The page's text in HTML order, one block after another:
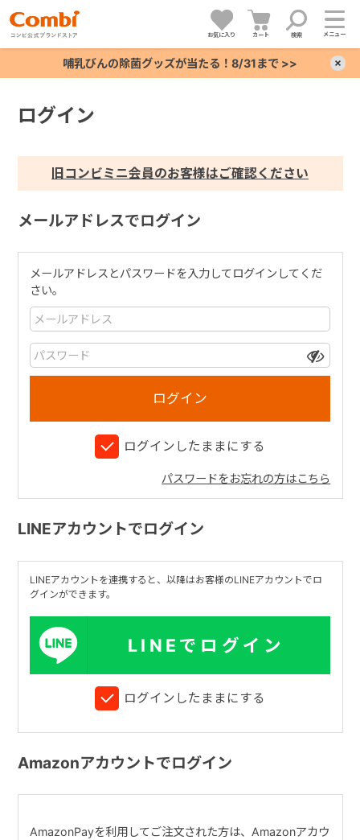
お気に入り カート 検索 メニュー
哺乳びんの除菌グッズが当たる！8/31まで >>
ログイン
旧コンビミニ会員のお客様はご確認ください
メールアドレスでログイン
メールアドレスとパスワードを入力してログインしてくだ
さい。
ログインしたままにする
パスワードをお忘れの方はこちら
LINEアカウントでログイン
LINEアカウントを連携すると、以降はお客様のLINEアカウントでロ
グインができます。
LINEでログイン
ログインしたままにする
Amazonアカウントでログイン
AmazonPayを利用してご注文された方は、Amazonアカウ